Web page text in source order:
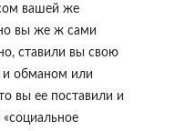
вашей же
вы же ж сами
ставили вы свою
и обманом или
вы ее поставили и